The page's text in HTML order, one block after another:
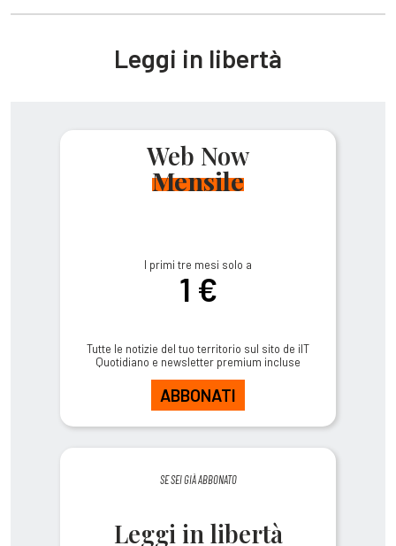
Leggi in libertà
Web Now
Mensile
I primi tre mesi solo a
1 €
Tutte le notizie del tuo territorio sul sito de ilT
Quotidiano e newsletter premium incluse
ABBONATI
SE SEI GIÀ ABBONATO
Leggi in libertà